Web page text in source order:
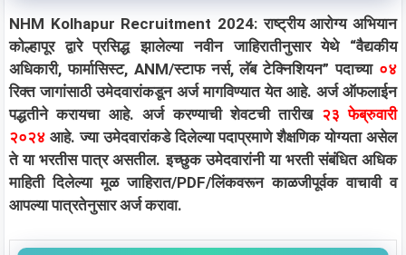
NHM Kolhapur Recruitment 2024: राष्ट्रीय आरोग्य अभियान
कोल्हापूर द्वारे प्रसिद्ध झालेल्या नवीन जाहिरातीनुसार येथे “वैद्यकीय
अधिकारी, फार्मासिस्ट, ANM/स्टाफ नर्स, लॅब टेक्निशियन” पदाच्या ०४
रिक्त जागांसाठी उमेदवारांकडून अर्ज मागविण्यात येत आहे. अर्ज ऑफलाईन
पद्धतीने करायचा आहे. अर्ज करण्याची शेवटची तारीख २३ फेब्रुवारी
२०२४ आहे. ज्या उमेदवारांकडे दिलेल्या पदाप्रमाणे शैक्षणिक योग्यता असेल
ते या भरतीस पात्र असतील. इच्छुक उमेदवारांनी या भरती संबंधित अधिक
माहिती दिलेल्या मूळ जाहिरात/PDF/लिंकवरून काळजीपूर्वक वाचावी व
आपल्या पात्रतेनुसार अर्ज करावा.